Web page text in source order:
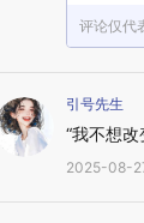
评论仅代
引号先生
“我不想
2025-08-